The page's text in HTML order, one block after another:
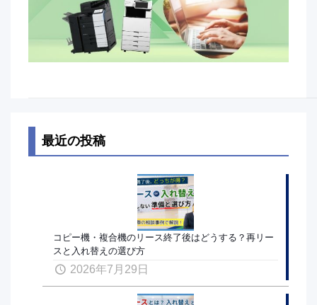
最近の投稿
コピー機・複合機のリース終了後はどうする？再リー
スと入れ替えの選び方
2026年7月29日